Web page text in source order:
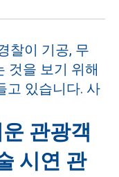
관광객
시연 관